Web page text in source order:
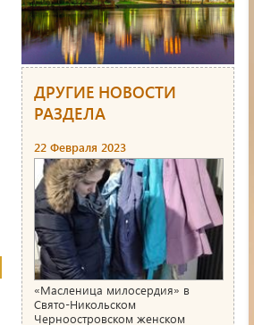
ДРУГИЕ НОВОСТИ
РАЗДЕЛА
22 Февраля 2023
«Масленица милосердия» в
Свято-Никольском
Черноостровском женском